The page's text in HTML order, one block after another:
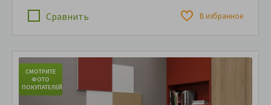
Сравнить В избранное
СМОТРИТЕ
ФОТО
ПОКУПАТЕЛЕЙ